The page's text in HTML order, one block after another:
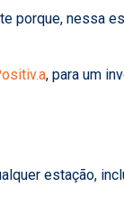
porque, nessa
, para um
estação,